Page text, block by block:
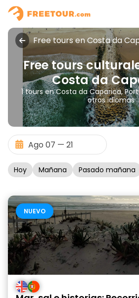
Free tours en Costa da
Free tours
Costa da
1 tours en Costa da Caparica,
otros idiomas
Hoy Mañana Pasado mañana
NUEVO